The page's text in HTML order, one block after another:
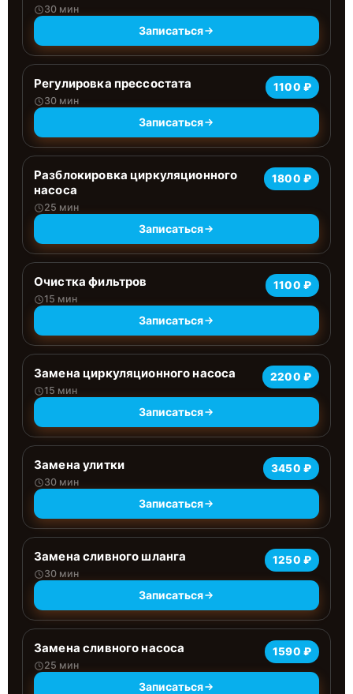
30 мин
Записаться
Регулировка прессостата
30 мин
1100 ₽
Записаться
Разблокировка циркуляционного
насоса
25 мин
1800 ₽
Записаться
Очистка фильтров
15 мин
1100 ₽
Записаться
Замена циркуляционного насоса
15 мин
2200 ₽
Записаться
Замена улитки
30 мин
3450 ₽
Записаться
Замена сливного шланга
30 мин
1250 ₽
Записаться
Замена сливного насоса
25 мин
1590 ₽
Записаться